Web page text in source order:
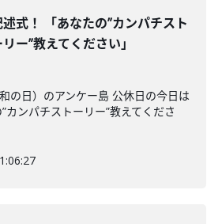
式！ 「あなたの”カンパチスト
ー”教えてください」
の日）のアンケー島 公休日の今日は
カンパチストーリー”教えてくださ